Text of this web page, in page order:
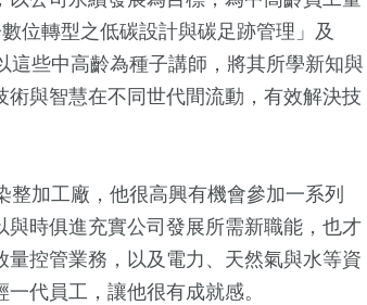
位轉型之低碳設計與碳足跡管理」及
這些中高齡為種子講師，將其所學新知與
與智慧在不同世代間流動，有效解決技
加工廠，他很高興有機會參加一系列
與時俱進充實公司發展所需新職能，也才
控管業務，以及電力、天然氣與水等資
代員工，讓他很有成就感。
93+
美食
640+
財經及消費
27+
司法放大鏡
流專區